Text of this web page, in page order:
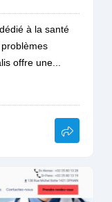
à la santé
offre une...